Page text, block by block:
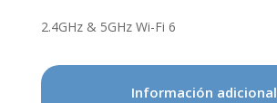
2.4GHz & 5GHz Wi-Fi 6
Información adicional